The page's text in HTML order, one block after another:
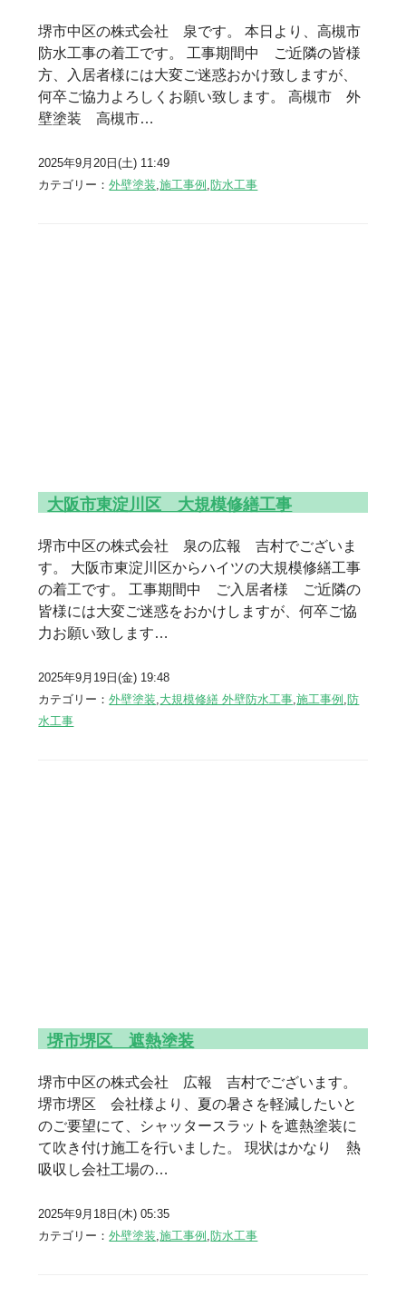
堺市中区の株式会社 泉です。 本日より、高槻市
防水工事の着工です。 工事期間中 ご近隣の皆様
方、入居者様には大変ご迷惑おかけ致しますが、
何卒ご協力よろしくお願い致します。 高槻市 外
壁塗装 高槻市…
2025年9月20日(土) 11:49
カテゴリー：外壁塗装,施工事例 ,防水工事
大阪市東淀川区 大規模修繕工事
堺市中区の株式会社 泉の広報 吉村でございま
す。 大阪市東淀川区からハイツの大規模修繕工事
の着工です。 工事期間中 ご入居者様 ご近隣の
皆様には大変ご迷惑をおかけしますが、何卒ご協
力お願い致します…
2025年9月19日(金) 19:48
カテゴリー：外壁塗装,大規模修繕 外壁防水工事,施工事例 ,防
水工事
堺市堺区 遮熱塗装
堺市中区の株式会社 広報 吉村でございます。
堺市堺区 会社様より、夏の暑さを軽減したいと
のご要望にて、シャッタースラットを遮熱塗装に
て吹き付け施工を行いました。 現状はかなり 熱
吸収し会社工場の…
2025年9月18日(木) 05:35
カテゴリー：外壁塗装,施工事例 ,防水工事